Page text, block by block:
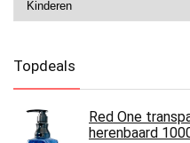
Topdeals
Red One
herenbaard